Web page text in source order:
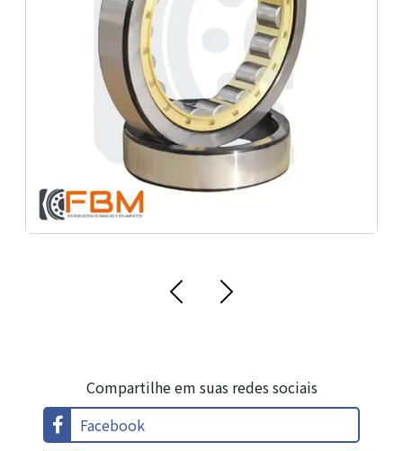
Fornecedores de rolamentos industriais
Loja de Rolamentos SKF em Macapá
Compartilhe em suas redes sociais
Facebook